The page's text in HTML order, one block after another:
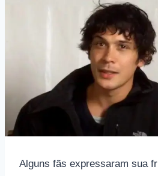
Alguns fãs expressaram sua